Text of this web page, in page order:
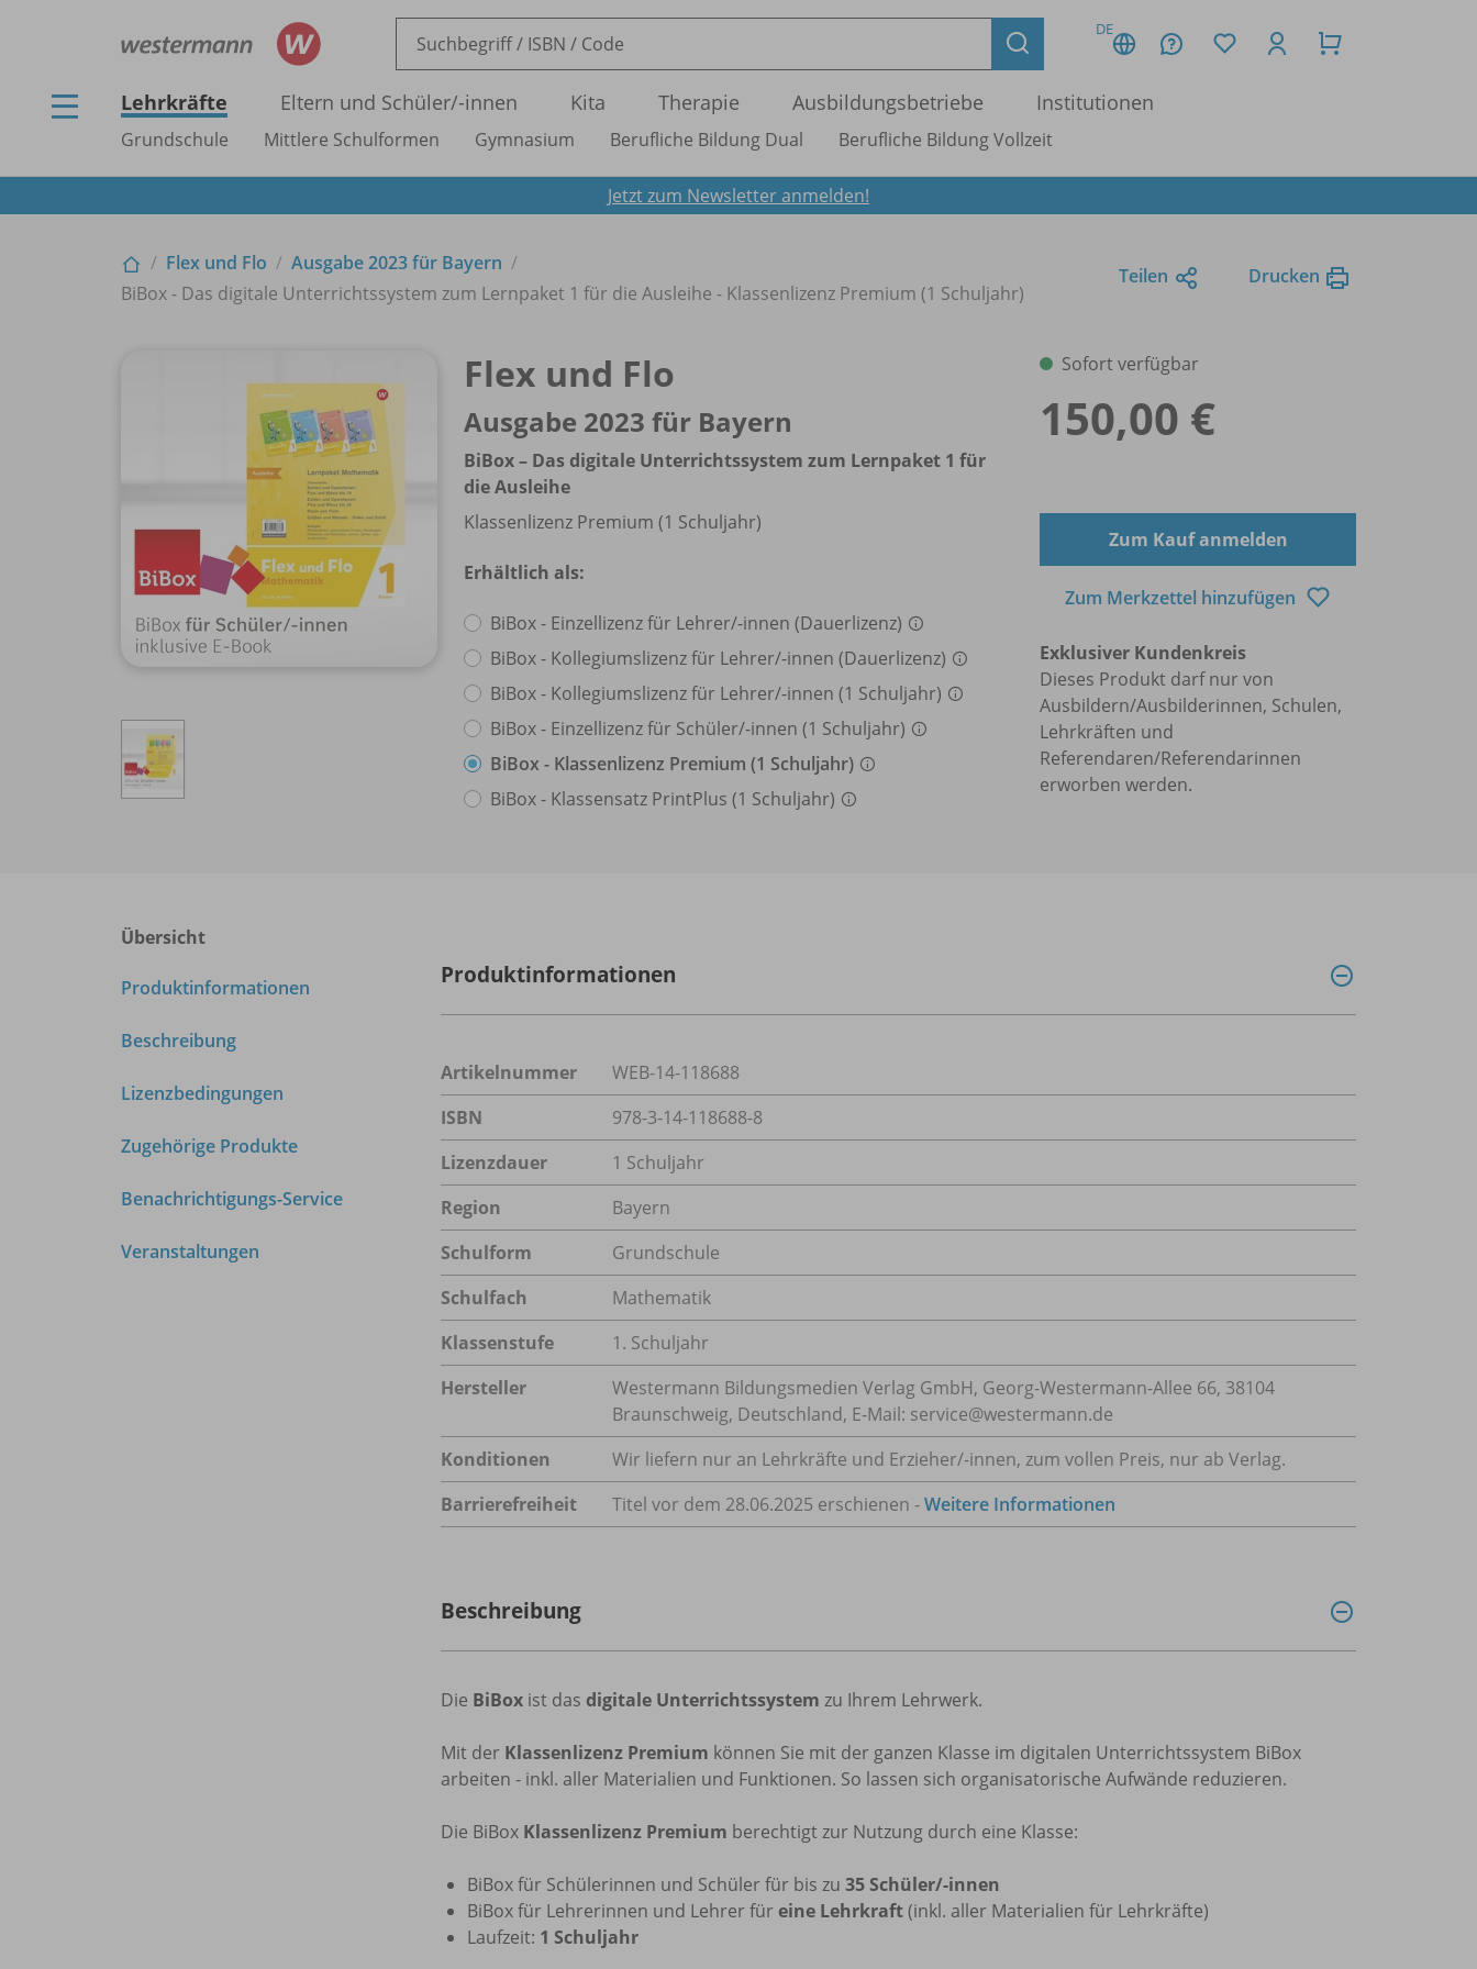
DE
Lehrkräfte Eltern und Schüler/-innen Kita Therapie Ausbildungsbetriebe Institutionen
Grundschule Mittlere Schulformen Gymnasium Berufliche Bildung Dual Berufliche Bildung Vollzeit
Jetzt zum Newsletter anmelden!
Flex und Flo
Ausgabe 2023 für Bayern
BiBox - Das digitale Unterrichtssystem zum Lernpaket 1 für die Ausleihe - Klassenlizenz Premium (1 Schuljahr)
Teilen Drucken
Flex und Flo
Ausgabe 2023 für Bayern
BiBox – Das digitale Unterrichtssystem zum Lernpaket 1 für
die Ausleihe
Klassenlizenz Premium (1 Schuljahr)
Erhältlich als:
BiBox - Einzellizenz für Lehrer/-innen (Dauerlizenz)
BiBox - Kollegiumslizenz für Lehrer/-innen (Dauerlizenz)
BiBox - Kollegiumslizenz für Lehrer/-innen (1 Schuljahr)
BiBox - Einzellizenz für Schüler/-innen (1 Schuljahr)
BiBox - Klassenlizenz Premium (1 Schuljahr)
BiBox - Klassensatz PrintPlus (1 Schuljahr)
Sofort verfügbar
150,00 €
Zum Kauf anmelden
Zum Merkzettel hinzufügen
Exklusiver Kundenkreis
Dieses Produkt darf nur von
Ausbildern/Ausbilderinnen, Schulen,
Lehrkräften und
Referendaren/Referendarinnen
erworben werden.
Übersicht
Produktinformationen
Beschreibung
Lizenzbedingungen
Zugehörige Produkte
Benachrichtigungs-Service
Veranstaltungen
Produktinformationen
Artikelnummer
WEB-14-118688
ISBN
978-3-14-118688-8
Lizenzdauer
1 Schuljahr
Region
Bayern
Schulform
Grundschule
Schulfach
Mathematik
Klassenstufe
1. Schuljahr
Hersteller
Westermann Bildungsmedien Verlag GmbH, Georg-Westermann-Allee 66, 38104
Braunschweig, Deutschland, E-Mail: service@westermann.de
Konditionen
Wir liefern nur an Lehrkräfte und Erzieher/-innen, zum vollen Preis, nur ab Verlag.
Barrierefreiheit
Titel vor dem 28.06.2025 erschienen -Weitere Informationen
Beschreibung
Die BiBox ist das digitale Unterrichtssystem zu Ihrem Lehrwerk.
Mit der Klassenlizenz Premium können Sie mit der ganzen Klasse im digitalen Unterrichtssystem BiBox
arbeiten - inkl. aller Materialien und Funktionen. So lassen sich organisatorische Aufwände reduzieren.
Die BiBox Klassenlizenz Premium berechtigt zur Nutzung durch eine Klasse:
BiBox für Schülerinnen und Schüler für bis zu 35 Schüler/-innen
BiBox für Lehrerinnen und Lehrer für eine Lehrkraft(inkl. aller Materialien für Lehrkräfte)
Laufzeit: 1 Schuljahr